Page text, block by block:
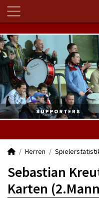
Herren
Sebastian
Karten